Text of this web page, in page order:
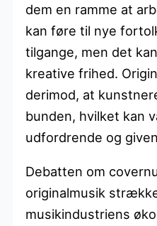
dem en ramme at
kan føre til nye
tilgange, men det
kreative frihed.
derimod, at
bunden, hvilket kan
udfordrende og
Debatten om
originalmusik
musikindustriens